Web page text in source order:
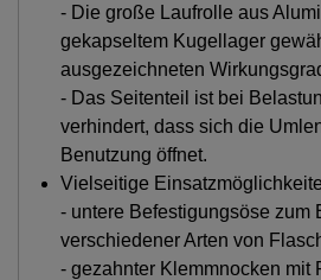
- Die große Laufrolle aus
gekapseltem Kugellager
ausgezeichneten
- Das Seitenteil ist bei
verhindert, dass sich die
Benutzung öffnet.
Vielseitige
- untere Befestigungsöse zum
verschiedener Arten von
- gezahnter Klemmnocken mit